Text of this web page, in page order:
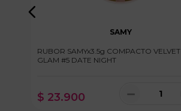
SAMY
RUBOR SAMYx3.5g COMPACTO VELVET
GLAM #5 DATE NIGHT
$ 23.900 －